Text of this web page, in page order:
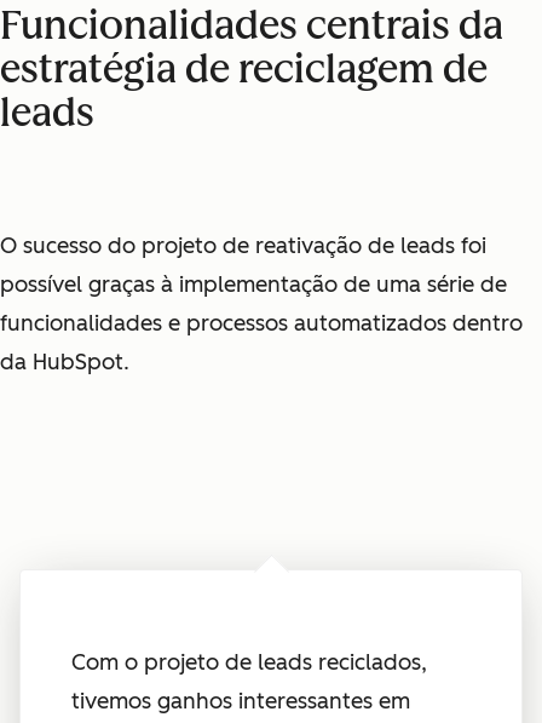
Funcionalidades centrais da
estratégia de reciclagem de
leads
O sucesso do projeto de reativação de leads foi
possível graças à implementação de uma série de
funcionalidades e processos automatizados dentro
da HubSpot.
Com o projeto de leads reciclados,
tivemos ganhos interessantes em